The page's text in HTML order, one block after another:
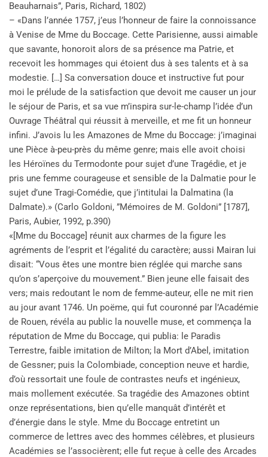
Beauharnais”, Paris, Richard, 1802)
– «Dans l’année 1757, j’eus l’honneur de faire la connoissance
à Venise de Mme du Boccage. Cette Parisienne, aussi aimable
que savante, honoroit alors de sa présence ma Patrie, et
recevoit les hommages qui étoient dus à ses talents et à sa
modestie. […] Sa conversation douce et instructive fut pour
moi le prélude de la satisfaction que devoit me causer un jour
le séjour de Paris, et sa vue m’inspira sur-le-champ l’idée d’un
Ouvrage Théâtral qui réussit à merveille, et me fit un honneur
infini. J’avois lu les Amazones de Mme du Boccage: j’imaginai
une Pièce à-peu-près du même genre; mais elle avoit choisi
les Héroïnes du Termodonte pour sujet d’une Tragédie, et je
pris une femme courageuse et sensible de la Dalmatie pour le
sujet d’une Tragi-Comédie, que j’intitulai la Dalmatina (la
Dalmate).» (Carlo Goldoni, ”Mémoires de M. Goldoni” [1787],
Paris, Aubier, 1992, p.390)
«[Mme du Boccage] réunit aux charmes de la figure les
agréments de l’esprit et l’égalité du caractère; aussi Mairan lui
disait: “Vous êtes une montre bien réglée qui marche sans
qu’on s’aperçoive du mouvement.” Bien jeune elle faisait des
vers; mais redoutant le nom de femme-auteur, elle ne mit rien
au jour avant 1746. Un poëme, qui fut couronné par l’Académie
de Rouen, révéla au public la nouvelle muse, et commença la
réputation de Mme du Boccage, qui publia: le Paradis
Terrestre, faible imitation de Milton; la Mort d’Abel, imitation
de Gessner; puis la Colombiade, conception neuve et hardie,
d’où ressortait une foule de contrastes neufs et ingénieux,
mais mollement exécutée. Sa tragédie des Amazones obtint
onze représentations, bien qu’elle manquât d’intérêt et
d’énergie dans le style. Mme du Boccage entretint un
commerce de lettres avec des hommes célèbres, et plusieurs
Académies se l’associèrent; elle fut reçue à celle des Arcades